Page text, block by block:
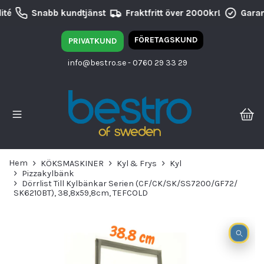
Snabb kundtjänst Fraktfritt över 2000kr!
PRIVATKUND FÖRETAGSKUND
info@bestro.se- 0760 29 33 29
Hem KÖKSMASKINER Kyl & Frys
Kyl
Pizzakylbänk
Dörrlist Till Kylbänkar Serien (CF/CK/SK/SS7200/GF72/
SK6210BT), 38,8x59,8cm, TEFCOLD